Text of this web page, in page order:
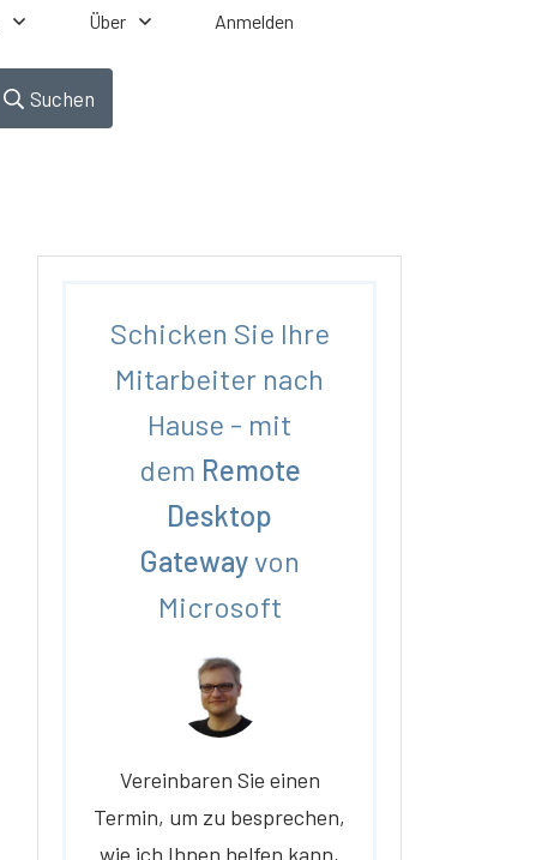
Über Anmelden
Suchen
Schicken Sie Ihre
Mitarbeiter nach
Hause - mit
dem Remote
Desktop
Gateway von
Microsoft
Vereinbaren Sie einen
Termin, um zu besprechen,
wie ich Ihnen helfen kann,